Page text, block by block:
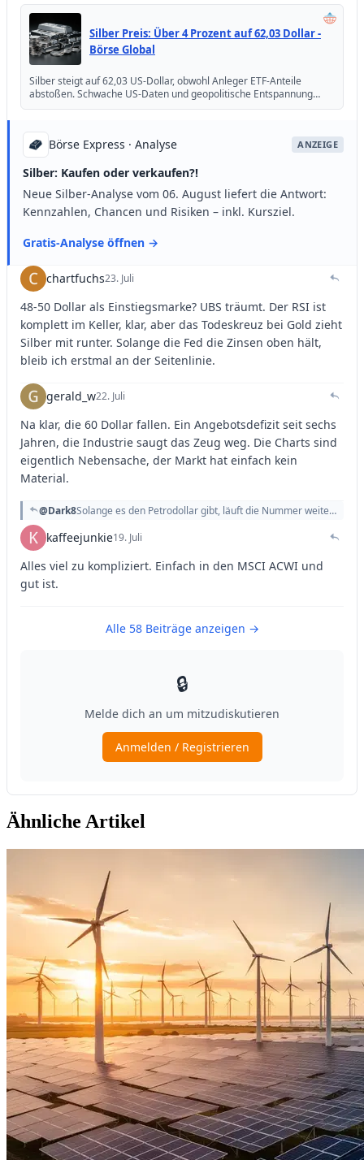
Ähnliche Artikel